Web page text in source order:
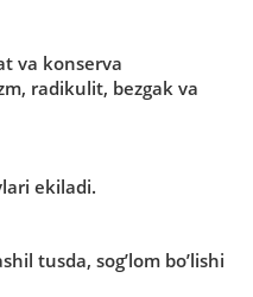
va konserva
radikulit, bezgak va
ekiladi.
tusda, sogʼlom boʼlishi